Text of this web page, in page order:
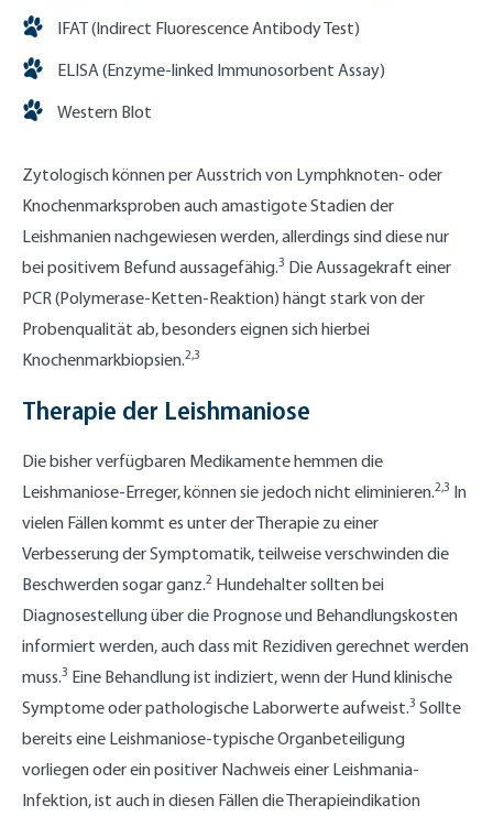
IFAT (Indirect Fluorescence Antibody Test)
ELISA (Enzyme-linked Immunosorbent Assay)
Western Blot
Zytologisch können per Ausstrich von Lymphknoten- oder
Knochenmarksproben auch amastigote Stadien der
Leishmanien nachgewiesen werden, allerdings sind diese nur
bei positivem Befund aussagefähig.3 Die Aussagekraft einer
PCR (Polymerase-Ketten-Reaktion) hängt stark von der
Probenqualität ab, besonders eignen sich hierbei
Knochenmarkbiopsien.2,3
Therapie der Leishmaniose
Die bisher verfügbaren Medikamente hemmen die
Leishmaniose-Erreger, können sie jedoch nicht eliminieren.2,3 In
vielen Fällen kommt es unter der Therapie zu einer
Verbesserung der Symptomatik, teilweise verschwinden die
Beschwerden sogar ganz.2 Hundehalter sollten bei
Diagnosestellung über die Prognose und Behandlungskosten
informiert werden, auch dass mit Rezidiven gerechnet werden
muss.3 Eine Behandlung ist indiziert, wenn der Hund klinische
Symptome oder pathologische Laborwerte aufweist.3 Sollte
bereits eine Leishmaniose-typische Organbeteiligung
vorliegen oder ein positiver Nachweis einer Leishmania-
Infektion, ist auch in diesen Fällen die Therapieindikation